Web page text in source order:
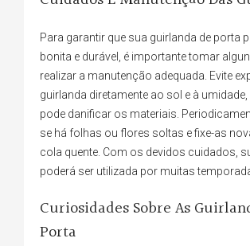
Para garantir que sua guirlanda de porta
bonita e durável, é importante tomar
realizar a manutenção adequada. Evite
guirlanda diretamente ao sol e à
pode danificar os materiais.
se há folhas ou flores soltas e fixe-as
cola quente. Com os devidos cuidados,
poderá ser utilizada por muitas
Curiosidades Sobre As
Porta